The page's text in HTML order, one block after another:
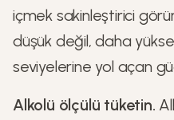
içmek sakinleştirici
düşük değil, daha
seviyelerine yol açan
Alkolü ölçülü tüketin.